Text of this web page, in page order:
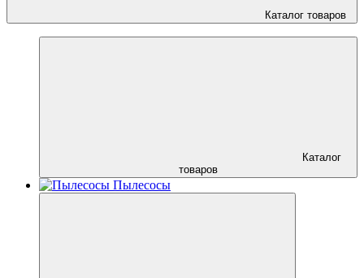
Каталог товаров
Каталог
товаров
Пылесосы